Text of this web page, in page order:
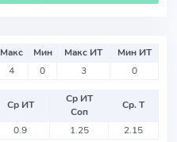
Макс Мин Макс ИТ
Мин ИТ
4 0 3 0
Ср ИТ
Ср ИТ
Соп
Ср. Т
0.9 1.25 2.15